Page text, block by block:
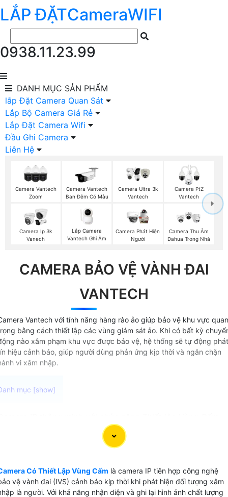
LẮP ĐẶTCameraWIFI
0938.11.23.99
DANH MỤC SẢN PHẨM
lắp Đặt Camera Quan Sát
Lắp Bộ Camera Giá Rẻ
Lắp Đặt Camera Wifi
Đầu Ghi Camera
Liên Hệ
Camera Vantech
Zoom
Camera Vantech
Ban Đêm Có Màu
Camera Ultra 3k
Vantech
Camera PtZ
Vantech
Camera Ip 3k
Vanech
Lắp Camera
Vantech Ghi Âm
Camera Phát Hiện
Người
Camera Thu Âm
Dahua Trong Nhà
CAMERA BẢO VỆ VÀNH ĐAI
VANTECH
Vantech với tính năng hàng rào ảo giúp bảo vệ khu vực quan
bằng cách thiết lập các vùng giám sát ảo. Khi có bất kỳ
nào xâm phạm khu vực được bảo vệ, hệ thống sẽ tự động phát
hiệu cảnh báo, giúp người dùng phản ứng kịp thời và ngăn chặn
vi xâm nhập.
IVS là giải pháp hiệu quả cho việc bảo vệ nhà
khu công nghiệp và tài sản công trình. Với cảm biến
có khả năng nhận diện và cảnh báo đối tượng xâm
vùng cấm một cách chính xác nhất giúp tăng cường
ninh và giám sát hiệu quả.
Có Thiết Lập Vùng Cấm là camera IP tiên hợp công nghệ
vệ vành đai (IVS) cảnh báo kịp thời khi phát hiện đối tượng xâm
là người. Với khả năng nhận diện và ghi lại hình ảnh chất lượng